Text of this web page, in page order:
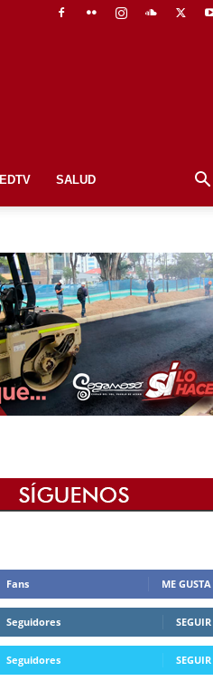
EDTV SALUD
Fans ME GUSTA
Seguidores SEGUIR
Seguidores SEGUIR